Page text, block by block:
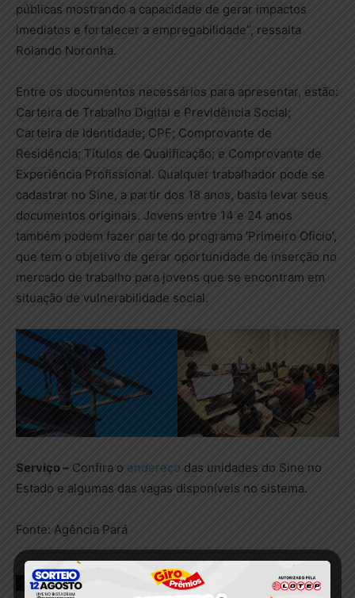
públicas mostrando a capacidade de gerar impactos
imediatos e fortalecer a empregabilidade”, ressalta
Rolando Noronha.
Entre os documentos necessários para apresentar, estão:
Carteira de Trabalho Digital e Previdência Social;
Carteira de Identidade; CPF; Comprovante de
Residência; Títulos de Qualificação; e Comprovante de
Experiência Profissional. Qualquer trabalhador pode se
cadastrar no Sine, a partir dos 18 anos, basta levar seus
documentos originais. Jovens entre 14 e 24 anos
também podem fazer parte do programa ‘Primeiro Ofício’,
que tem o objetivo de gerar oportunidade de inserção no
mercado de trabalho para jovens que se encontram em
situação de vulnerabilidade social.
Serviço – Confira o endereço das unidades do Sine no
Estado e algumas das vagas disponíveis no sistema.
Fonte: Agência Pará
TAGS Pará